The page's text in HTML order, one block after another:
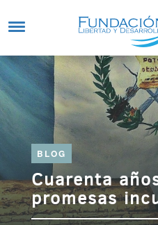
BLOG
Cuarenta
promesas